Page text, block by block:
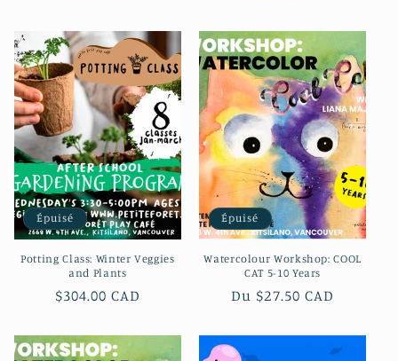
Épuisé
Potting Class: Winter Veggies
and Plants
Prix
$304.00 CAD
Épuisé
Watercolour Workshop: COOL
CAT 5-10 Years
Prix
Du $27.50 CAD